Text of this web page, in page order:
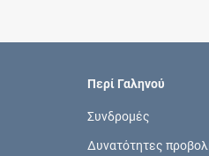
Περί Γαληνού
Συνδρομές
Δυνατότητες